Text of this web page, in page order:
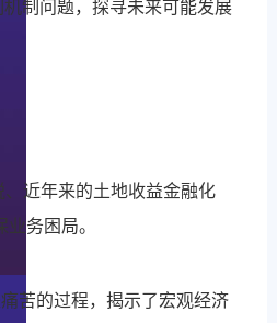
制问题，探寻未来可能发展
近年来的土地收益金融化
务困局。
苦的过程，揭示了宏观经济